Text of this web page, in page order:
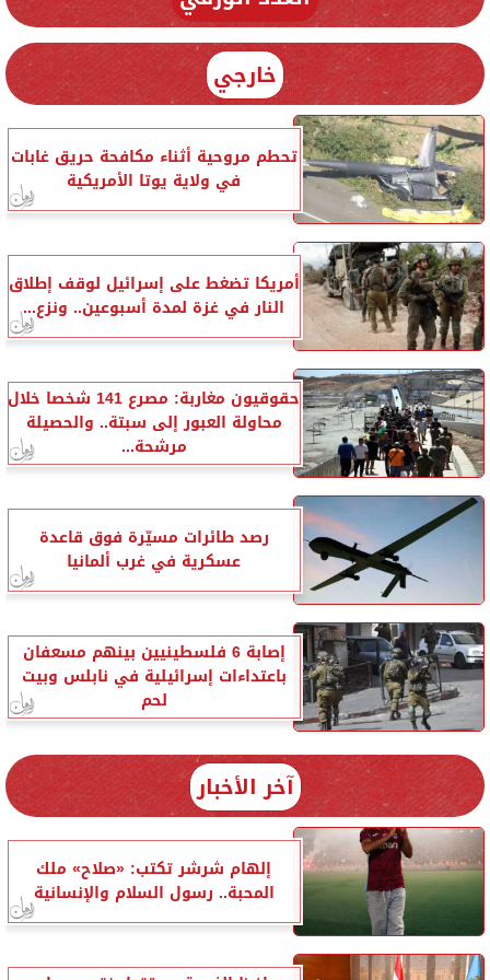
خارجي
تحطم مروحية أثناء مكافحة حريق غابات
في ولاية يوتا الأمريكية
أمريكا تضغط على إسرائيل لوقف إطلاق
النار في غزة لمدة أسبوعين.. ونزع...
حقوقيون مغاربة: مصرع 141 شخصا خلال
محاولة العبور إلى سبتة.. والحصيلة
مرشحة...
رصد طائرات مسيّرة فوق قاعدة
عسكرية في غرب ألمانيا
إصابة 6 فلسطينيين بينهم مسعفان
باعتداءات إسرائيلية في نابلس وبيت
لحم
آخر الأخبار
إلهام شرشر تكتب: «صلاح» ملك
المحبة.. رسول السلام والإنسانية